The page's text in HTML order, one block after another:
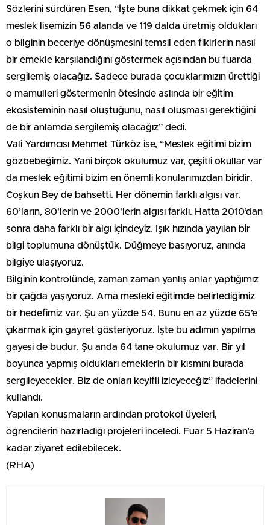
Sözlerini sürdüren Esen, “İşte buna dikkat çekmek için 64
meslek lisemizin 56 alanda ve 119 dalda üretmiş oldukları
o bilginin beceriye dönüşmesini temsil eden fikirlerin nasıl
bir emekle karşılandığını göstermek açısından bu fuarda
sergilemiş olacağız. Sadece burada çocuklarımızın ürettiği
o mamulleri göstermenin ötesinde aslında bir eğitim
ekosisteminin nasıl oluştuğunu, nasıl oluşması gerektiğini
de bir anlamda sergilemiş olacağız” dedi.
Vali Yardımcısı Mehmet Türköz ise, “Meslek eğitimi bizim
gözbebeğimiz. Yani birçok okulumuz var, çeşitli okullar var
da meslek eğitimi bizim en önemli konularımızdan biridir.
Coşkun Bey de bahsetti. Her dönemin farklı algısı var.
60’ların, 80’lerin ve 2000’lerin algısı farklı. Hatta 2010’dan
sonra daha farklı bir algı içindeyiz. Işık hızında yayılan bir
bilgi toplumuna dönüştük. Düğmeye basıyoruz, anında
bilgiye ulaşıyoruz.
Bilginin kontrolünde, zaman zaman yanlış anlar yaptığımız
bir çağda yaşıyoruz. Ama mesleki eğitimde belirlediğimiz
bir hedefimiz var. Şu an yüzde 54. Bunu en az yüzde 65’e
çıkarmak için gayret gösteriyoruz. İşte bu adımın yapılma
gayesi de budur. Şu anda 64 tane okulumuz var. Bir yıl
boyunca yapmış oldukları emeklerin bir kısmını burada
sergileyecekler. Biz de onları keyifli izleyeceğiz” ifadelerini
kullandı.
Yapılan konuşmaların ardından protokol üyeleri,
öğrencilerin hazırladığı projeleri inceledi. Fuar 5 Haziran’a
kadar ziyaret edilebilecek.
(RHA)